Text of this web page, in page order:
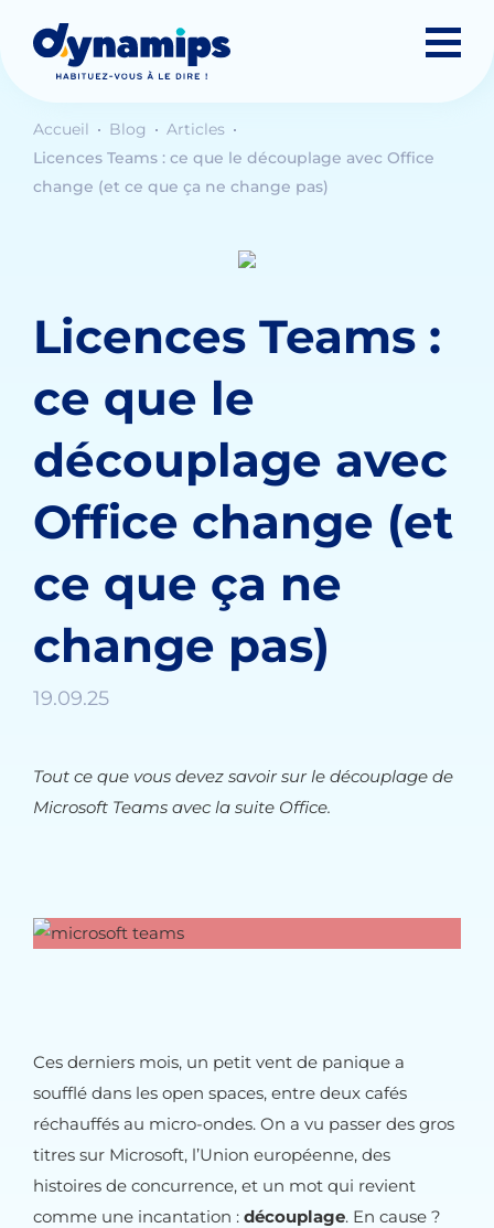
Accueil Blog
Articles
Licences Teams : ce que le découplage avec Office
change (et ce que ça ne change pas)
Licences Teams :
ce que le
découplage avec
Office change (et
ce que ça ne
change pas)
19.09.25
Tout ce que vous devez savoir sur le découplage de
Microsoft Teams avec la suite Office.
Ces derniers mois, un petit vent de panique a
soufflé dans les open spaces, entre deux cafés
réchauffés au micro-ondes. On a vu passer des gros
titres sur Microsoft, l’Union européenne, des
histoires de concurrence, et un mot qui revient
comme une incantation : découplage. En cause ?